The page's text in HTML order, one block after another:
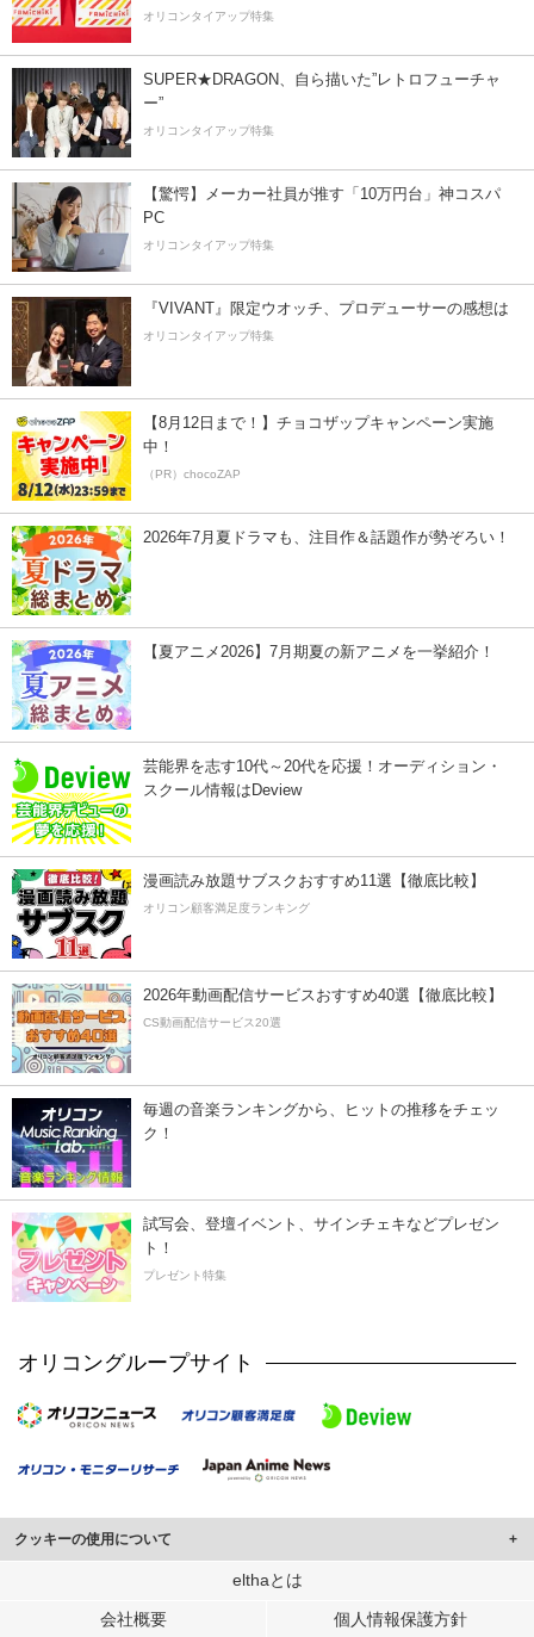
オリコンタイアップ特集
SUPER★DRAGON、自ら描いた”レトロフューチャ
ー”
オリコンタイアップ特集
【驚愕】メーカー社員が推す「10万円台」神コスパ
PC
オリコンタイアップ特集
『VIVANT』限定ウオッチ、プロデューサーの感想は
オリコンタイアップ特集
【8月12日まで！】チョコザップキャンペーン実施
中！
（PR）chocoZAP
2026年7月夏ドラマも、注目作＆話題作が勢ぞろい！
【夏アニメ2026】7月期夏の新アニメを一挙紹介！
芸能界を志す10代～20代を応援！オーディション・
スクール情報はDeview
漫画読み放題サブスクおすすめ11選【徹底比較】
オリコン顧客満足度ランキング
2026年動画配信サービスおすすめ40選【徹底比較】
CS動画配信サービス20選
毎週の音楽ランキングから、ヒットの推移をチェッ
ク！
試写会、登壇イベント、サインチェキなどプレゼン
ト！
プレゼント特集
オリコングループサイト
クッキーの使用について
このサイトでは Cookie を使用して、ユーザーに合わせたコンテンツや広告の
行っています。
elthaとは
会社概要 個人情報保護方針